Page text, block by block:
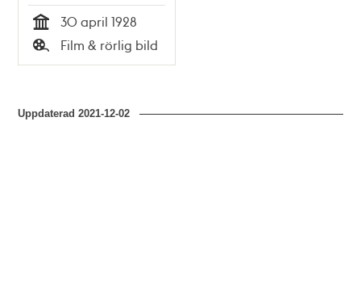
Tid
30 april 1928
Typ
Film & rörlig bild
Uppdaterad2021-12-02